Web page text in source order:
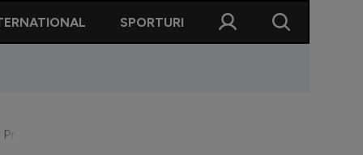
SPORTURI
Prețuri uriașe solicitate pentru tichete. Avertismentul FRF